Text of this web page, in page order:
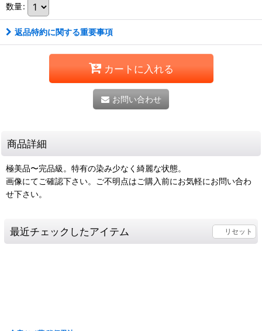
数量:
返品特約に関する重要事項
カートに入れる
お問い合わせ
商品詳細
極美品〜完品級。特有の染み少なく綺麗な状態。
画像にてご確認下さい。ご不明点はご購入前にお気軽にお問い合わ
せ下さい。
最近チェックしたアイテム リセット